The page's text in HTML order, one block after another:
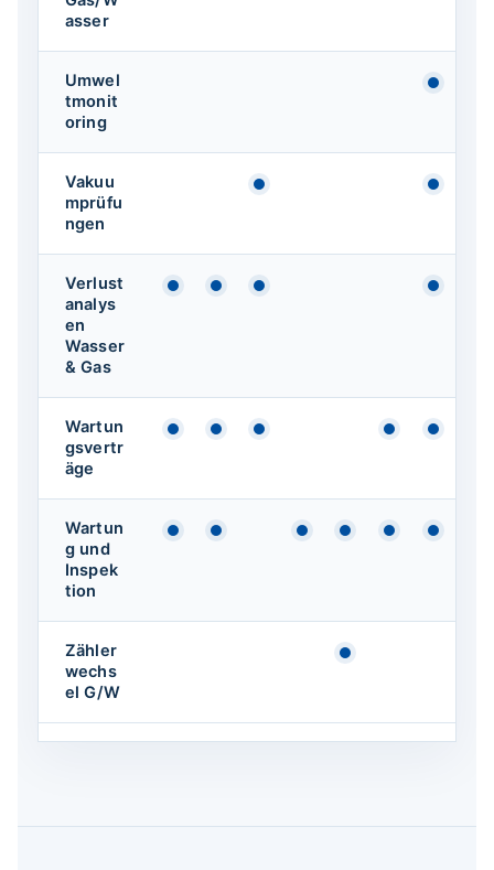
asser
Umwel
tmonit
oring
Vakuu
mprüfu
ngen
Verfügbar
Verlust
analys
en
Wasser
& Gas
Verfügbar
VerfügbarVerfügbar
Wartun
gsvertr
äge
Verfügbar
VerfügbarVerfügbar Verfügbar
Wartun
g und
Inspek
tion
VerfügbarVerfügbarVerfügbarVerfügbar
Verfügbar
Zähler
wechs
el G/W
Verfügbar